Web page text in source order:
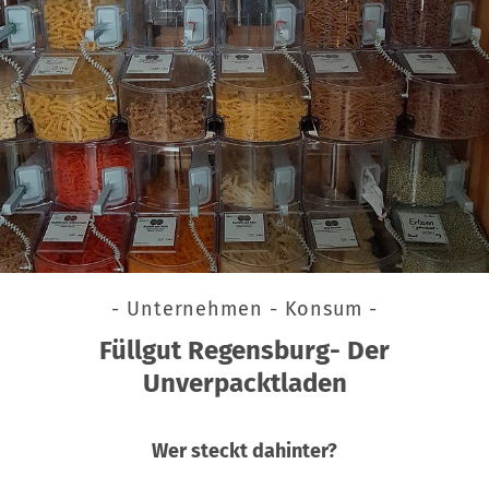
- Unternehmen - Konsum -
Füllgut Regensburg- Der
Unverpacktladen
Wer steckt dahinter?